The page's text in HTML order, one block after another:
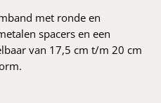
met ronde en
spacers en een
van 17,5 cm t/m 20 cm